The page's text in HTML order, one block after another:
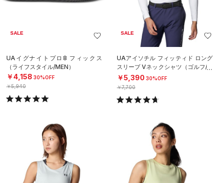
SALE
UAイグナイトプロ8 フィックス
（ライフスタイル/MEN）
￥4,158 30%OFF
￥5,940
SALE
UAアイソチル フィッティド ロング
スリーブ Vネックシャツ（ゴルフ/M
EN）
￥5,390 30%OFF
￥7,700